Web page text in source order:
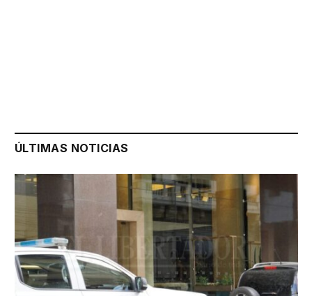
ÚLTIMAS NOTICIAS